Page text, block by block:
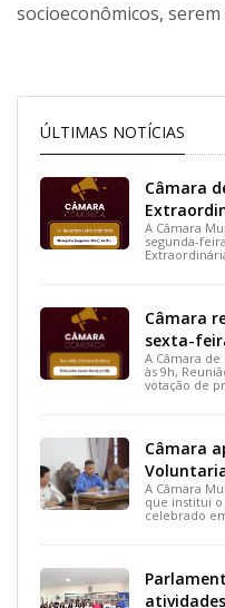
socioeconômicos,
ÚLTIMAS NOTÍCIAS
Câmara
A Câmara
segunda-
Câmara
sexta-
A Câmara
às 9h,
votação de
Câmara
A Câmara
que institui
celebrado